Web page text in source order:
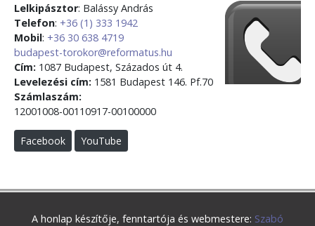
Lelkipásztor: Balássy András
Telefon: +36 (1) 333 1942
Mobil: +36 30 638 4719
budapest-torokor@reformatus.hu
Cím: 1087 Budapest, Százados út 4.
Levelezési cím: 1581 Budapest 146. Pf.70
Számlaszám:
12001008-00110917-00100000
Facebook YouTube
A honlap készítője, fenntartója és webmestere: Szabó